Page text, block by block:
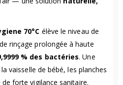
70°C élève le niveau de
rinçage prolongée à haute
% des bactéries. Une
vaisselle de bébé, les planches
forte vigilance sanitaire.